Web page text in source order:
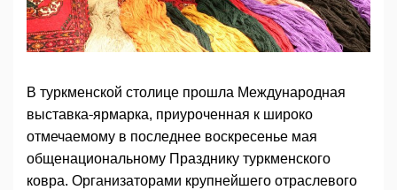
В туркменской столице прошла Международная
выставка-ярмарка, приуроченная к широко
отмечаемому в последнее воскресенье мая
общенациональному Празднику туркменского
ковра. Организаторами крупнейшего отраслевого